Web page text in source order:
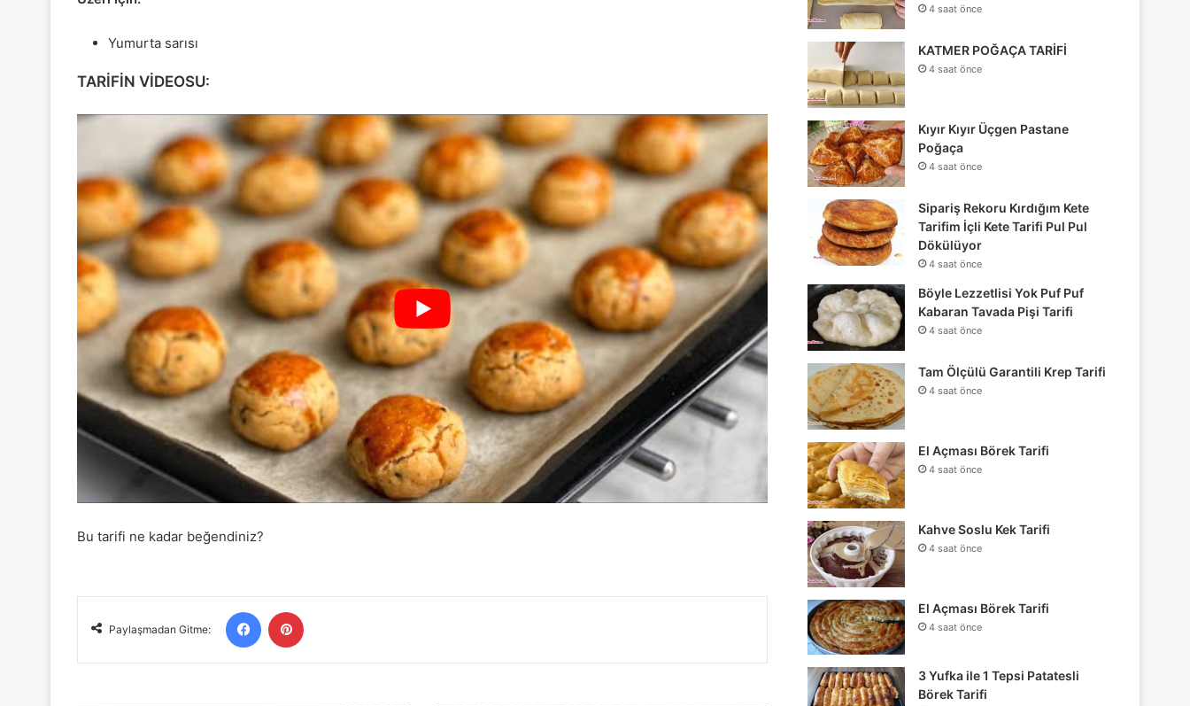
Yumurta sarısı
TARİFİN VİDEOSU:
Bu tarifi ne kadar beğendiniz?
Paylaşmadan Gitme:
Facebook
4 saat önce
KATMER POĞAÇA TARİFİ
4 saat önce
Kıyır Kıyır Üçgen Pastane
Poğaça
4 saat önce
Sipariş Rekoru Kırdığım Kete
Tarifim İçli Kete Tarifi Pul Pul
Dökülüyor
4 saat önce
Böyle Lezzetlisi Yok Puf Puf
Kabaran Tavada Pişi Tarifi
4 saat önce
Tam Ölçülü Garantili Krep Tarifi
4 saat önce
El Açması Börek Tarifi
4 saat önce
Kahve Soslu Kek Tarifi
4 saat önce
El Açması Börek Tarifi
4 saat önce
3 Yufka ile 1 Tepsi Patatesli
Börek Tarifi